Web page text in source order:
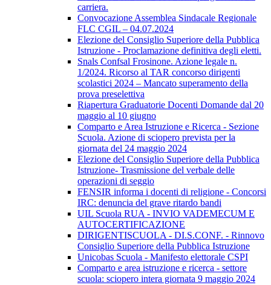
carriera.
Convocazione Assemblea Sindacale Regionale
FLC CGIL – 04.07.2024
Elezione del Consiglio Superiore della Pubblica
Istruzione - Proclamazione definitiva degli eletti.
Snals Confsal Frosinone. Azione legale n.
1/2024. Ricorso al TAR concorso dirigenti
scolastici 2024 – Mancato superamento della
prova preselettiva
Riapertura Graduatorie Docenti Domande dal 20
maggio al 10 giugno
Comparto e Area Istruzione e Ricerca - Sezione
Scuola. Azione di sciopero prevista per la
giornata del 24 maggio 2024
Elezione del Consiglio Superiore della Pubblica
Istruzione- Trasmissione del verbale delle
operazioni di seggio
FENSIR informa i docenti di religione - Concorsi
IRC: denuncia del grave ritardo bandi
UIL Scuola RUA - INVIO VADEMECUM E
AUTOCERTIFICAZIONE
DIRIGENTISCUOLA - DI.S.CONF. - Rinnovo
Consiglio Superiore della Pubblica Istruzione
Unicobas Scuola - Manifesto elettorale CSPI
Comparto e area istruzione e ricerca - settore
scuola: sciopero intera giornata 9 maggio 2024